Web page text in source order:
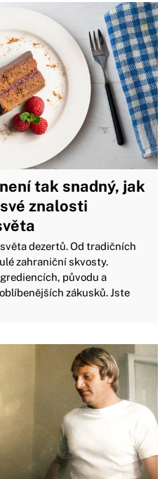
tak snadný, jak
znalosti
dezertů. Od tradičních
zahraniční skvosty.
původu a
zákusků. Jste